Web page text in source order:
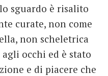
sguardo è risalito
curate, non come
non scheletrica
occhi ed è stato
e di piacere che